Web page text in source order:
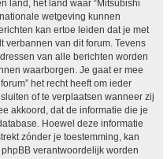
land, het land waar “Mitsubishi
wetgeving kunnen
kan ertoe leiden dat je met
van dit forum. Tevens
van alle berichten worden
waarborgen. Je gaat er mee
het recht heeft om ieder
of te verplaatsen wanneer zij
akkoord, dat de informatie die je
Hoewel deze informatie
zónder je toestemming, kan
verantwoordelijk worden